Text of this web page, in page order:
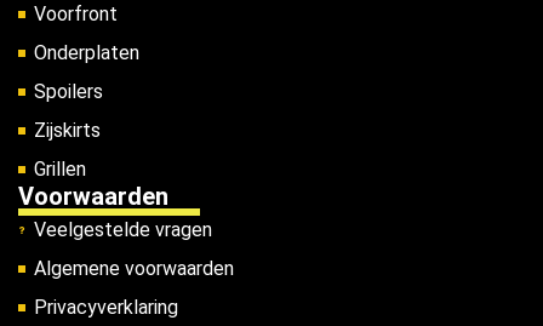
Voorfront
Onderplaten
Spoilers
Zijskirts
Grillen
Voorwaarden
Veelgestelde vragen
Algemene voorwaarden
Privacyverklaring